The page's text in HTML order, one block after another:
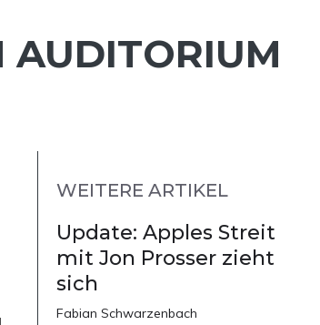
AUDITORIUM
WEITERE ARTIKEL
Update: Apples Streit
mit Jon Prosser zieht
sich
Fabian Schwarzenbach